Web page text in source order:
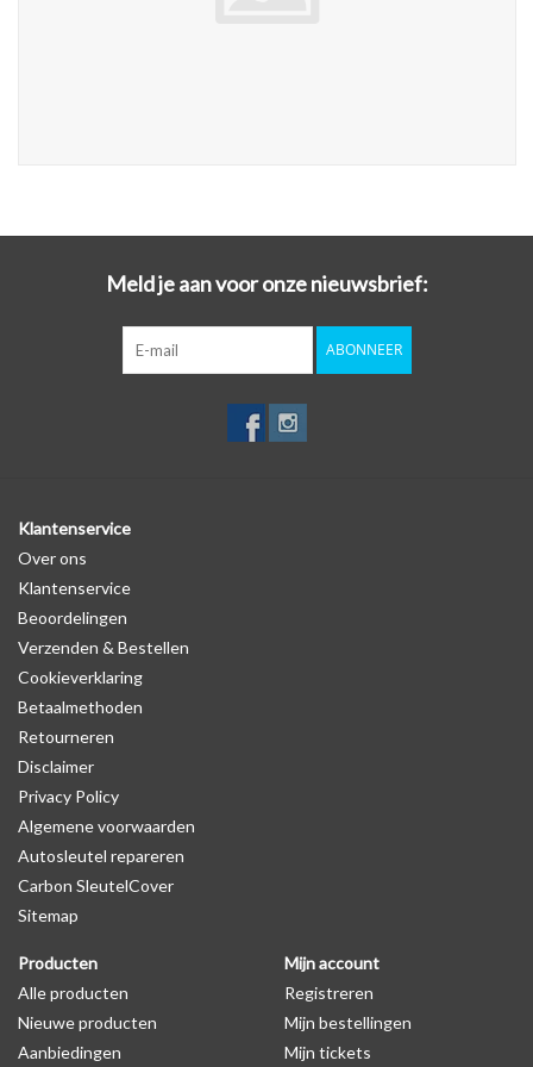
Meld je aan voor onze nieuwsbrief:
ABONNEER
Klantenservice
Over ons
Klantenservice
Beoordelingen
Verzenden & Bestellen
Cookieverklaring
Betaalmethoden
Retourneren
Disclaimer
Privacy Policy
Algemene voorwaarden
Autosleutel repareren
Carbon SleutelCover
Sitemap
Producten
Alle producten
Nieuwe producten
Aanbiedingen
Mijn account
Registreren
Mijn bestellingen
Mijn tickets